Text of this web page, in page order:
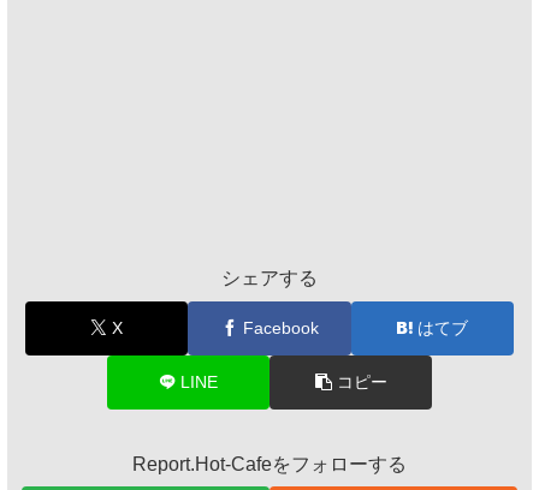
シェアする
X Facebook はてブ
LINE コピー
Report.Hot-Cafeをフォローする